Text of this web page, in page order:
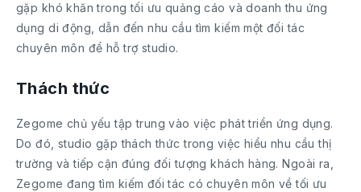
gặp khó khăn trong tối ưu quảng cáo và doanh thu ứng
dụng di động, dẫn đến nhu cầu tìm kiếm một đối tác
chuyên môn để hỗ trợ studio.
Thách thức
Zegome chủ yếu tập trung vào việc phát triển ứng dụng.
Do đó, studio gặp thách thức trong việc hiểu nhu cầu thị
trường và tiếp cận đúng đối tượng khách hàng. Ngoài ra,
Zegome đang tìm kiếm đối tác có chuyên môn về tối ưu